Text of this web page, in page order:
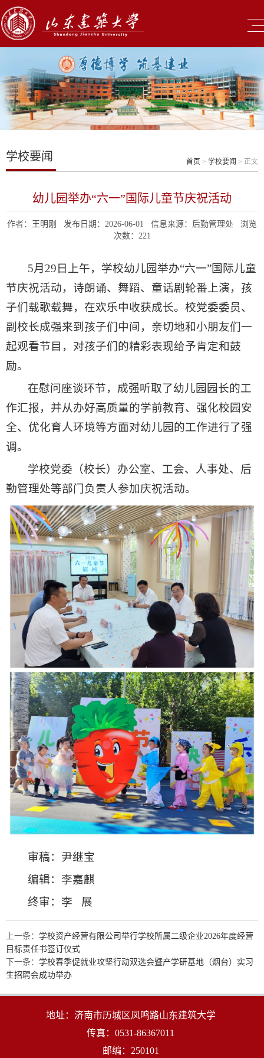
学校要闻 首页 > 学校要闻 > 正文
幼儿园举办“六一”国际儿童节庆祝活动
作者：王明刚 发布日期：2026-06-01 信息来源：后勤管理处 浏览
次数： 221
5月29日上午，学校幼儿园举办“六一”国际儿童
节庆祝活动，诗朗诵、舞蹈、童话剧轮番上演，孩
子们载歌载舞，在欢乐中收获成长。校党委委员、
副校长成强来到孩子们中间，亲切地和小朋友们一
起观看节目，对孩子们的精彩表现给予肯定和鼓
励。
在慰问座谈环节，成强听取了幼儿园园长的工
作汇报，并从办好高质量的学前教育、强化校园安
全、优化育人环境等方面对幼儿园的工作进行了强
调。
学校党委（校长）办公室、工会、人事处、后
勤管理处等部门负责人参加庆祝活动。
审稿：尹继宝
编辑：李嘉麒
终审：李 展
上一条： 学校资产经营有限公司举行学校所属二级企业2026年度经营
目标责任书签订仪式
下一条： 学校春季促就业攻坚行动双选会暨产学研基地（烟台）实习
生招聘会成功举办
地址：济南市历城区凤鸣路山东建筑大学
传真：0531-86367011
邮编：250101